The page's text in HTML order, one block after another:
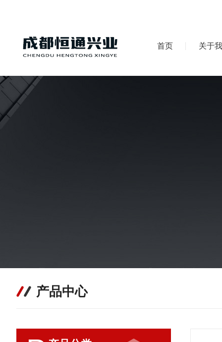
首页 关于
产品中心